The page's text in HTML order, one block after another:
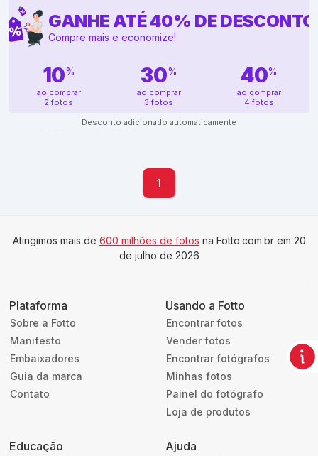
GANHE ATÉ40% DE DESCONTO
Compre mais e economize!
10%
ao comprar
2 fotos
30%
ao comprar
3 fotos
40%
ao comprar
4 fotos
Desconto adicionado automaticamente
1
Atingimos mais de 600 milhões de fotos na Fotto.com.br em 20
de julho de 2026
Plataforma
Sobre a Fotto
Manifesto
Embaixadores
Guia da marca
Contato
Usando a Fotto
Encontrar fotos
Vender fotos
Encontrar fotógrafos
Minhas fotos
Painel do fotógrafo
Loja de produtos
Educação Ajuda